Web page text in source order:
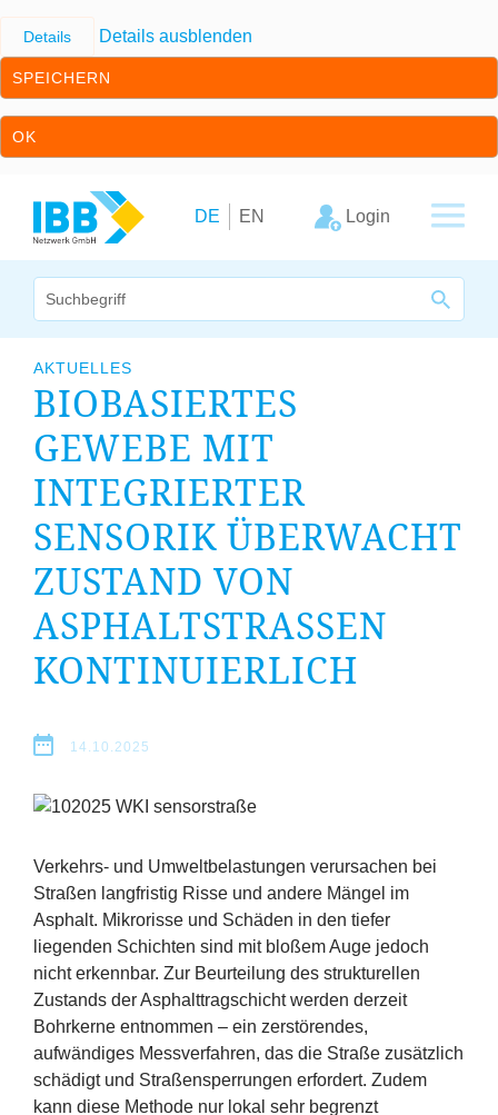
Details Details ausblenden
SPEICHERN
OK
DE EN Login
Unternehmen
Cluster
Leistungsangebot
Arbeitskreise
Erfolge
Fördermöglichkeiten
Presse
Aktuelles
AKTUELLES
BIOBASIERTES
GEWEBE MIT
INTEGRIERTER
SENSORIK ÜBERWACHT
ZUSTAND VON
ASPHALTSTRASSEN K
ONTINUIERLICH
14.10.2025
Verkehrs- und Umweltbelastungen verursachen bei
Straßen langfristig Risse und andere Mängel im
Asphalt. Mikrorisse und Schäden in den tiefer
liegenden Schichten sind mit bloßem Auge jedoch
nicht erkennbar. Zur Beurteilung des strukturellen
Zustands der Asphalttragschicht werden derzeit
Bohrkerne entnommen – ein zerstörendes,
aufwändiges Messverfahren, das die Straße zusätzlich
schädigt und Straßensperrungen erfordert. Zudem
kann diese Methode nur lokal sehr begrenzt